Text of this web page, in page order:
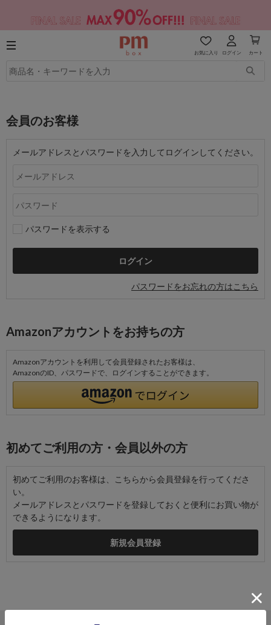
お気に入り ログイン カート
会員のお客様
メールアドレスとパスワードを入力してログインしてください。
パスワードを表示する
パスワードをお忘れの方はこちら
Amazonアカウントをお持ちの方
Amazonアカウントを利用して会員登録されたお客様は、
AmazonのID、パスワードで、ログインすることができます。
初めてご利用の方・会員以外の方
初めてご利用のお客様は、こちらから会員登録を行ってくださ
い。
メールアドレスとパスワードを登録しておくと便利にお買い物が
できるようになります。